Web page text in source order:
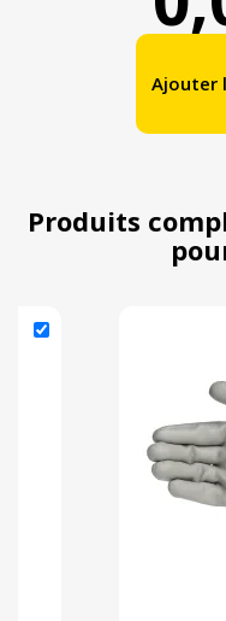
Ajouter
Produits